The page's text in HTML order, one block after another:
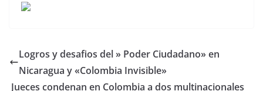
Logros y desafios del » Poder Ciudadano» en
Nicaragua y «Colombia Invisible»
Jueces condenan en Colombia a dos multinacionales